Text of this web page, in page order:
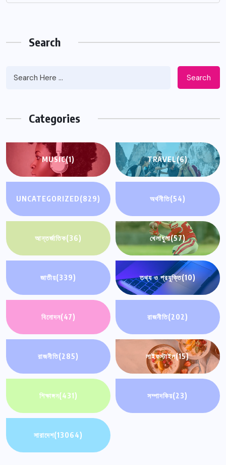
Search
Search
Categories
MUSIC(1) TRAVEL(6)
UNCATEGORIZED(829) অর্থনীতি(54)
আন্তর্জাতিক(36) খেলাধুলা(57)
জাতীয়(339) তথ্য ও প্রযুক্তি(10)
বিনোদন(47) রাজনীতি(202)
রাজনীতি(285) লাইফস্টাইল(15)
শিক্ষাঙ্গন(431) সম্পাদকিয়(23)
সারাদেশ(13064)